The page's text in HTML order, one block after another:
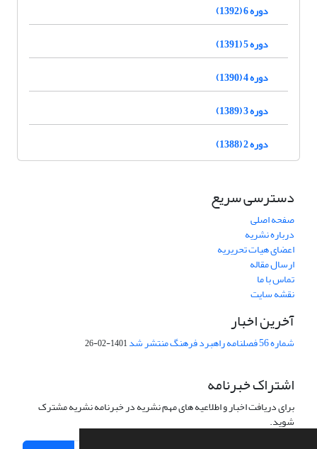
دوره 6 (1392)
دوره 5 (1391)
دوره 4 (1390)
دوره 3 (1389)
دوره 2 (1388)
دسترسی سریع
صفحه اصلی
درباره نشریه
اعضای هیات تحریریه
ارسال مقاله
تماس با ما
نقشه سایت
آخرین اخبار
شماره 56 فصلنامه راهبرد فرهنگ منتشر شد 1401-02-26
اشتراک خبرنامه
برای دریافت اخبار و اطلاعیه های مهم نشریه در خبرنامه نشریه مشترک
شوید.